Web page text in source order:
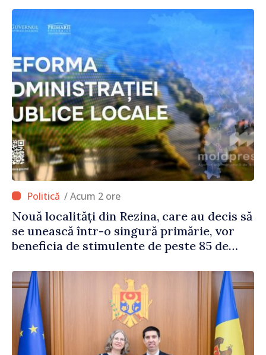
/ Acum 2 ore
Nouă localități din Rezina, care au decis să
se unească într-o singură primărie, vor
beneficia de stimulente de peste 85 de